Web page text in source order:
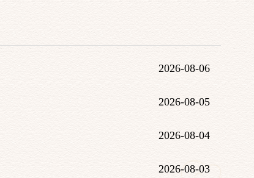
2026-08-06
2026-08-05
2026-08-04
2026-08-03